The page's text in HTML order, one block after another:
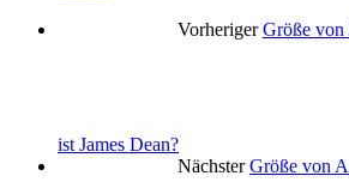
Vorheriger Größe von
ist James Dean?
Nächster Größe von